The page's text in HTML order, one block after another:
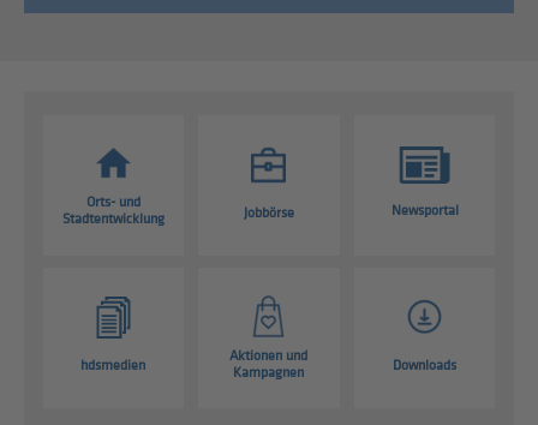
Orts- und
Stadtentwicklung
Jobbörse Newsportal
hdsmedien
Aktionen und
Kampagnen
Downloads